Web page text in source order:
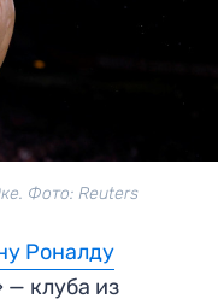
Фото: Reuters
Роналду
— клуба из